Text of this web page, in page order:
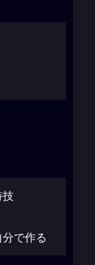
技
で作る